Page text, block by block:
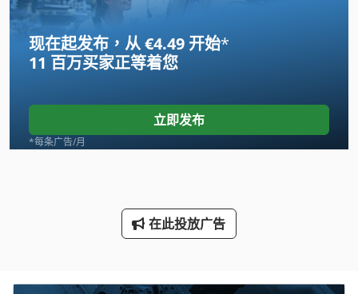
悬臂 式 货架
托盘货架
机械 车床
板式 货架
架子车
现在起发布，从 €4.49 开始*
11 百万买家正等着您
立即发布
*每条广告/月
在此投放广告